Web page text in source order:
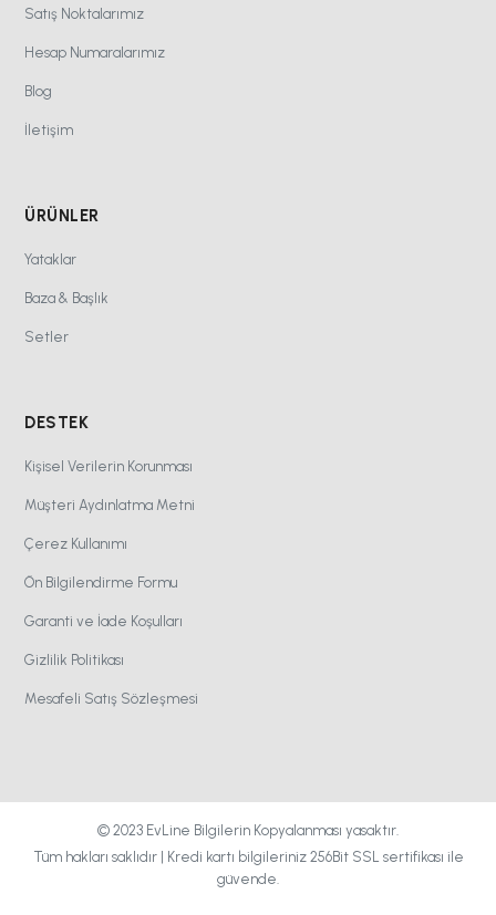
Satış Noktalarımız
Hesap Numaralarımız
Blog
İletişim
ÜRÜNLER
Yataklar
Baza & Başlık
Setler
DESTEK
Kişisel Verilerin Korunması
Müşteri Aydınlatma Metni
Çerez Kullanımı
Ön Bilgilendirme Formu
Garanti ve İade Koşulları
Gizlilik Politikası
Mesafeli Satış Sözleşmesi
© 2023 EvLine Bilgilerin Kopyalanması yasaktır.
Tüm hakları saklıdır | Kredi kartı bilgileriniz 256Bit SSL sertifikası ile
güvende.